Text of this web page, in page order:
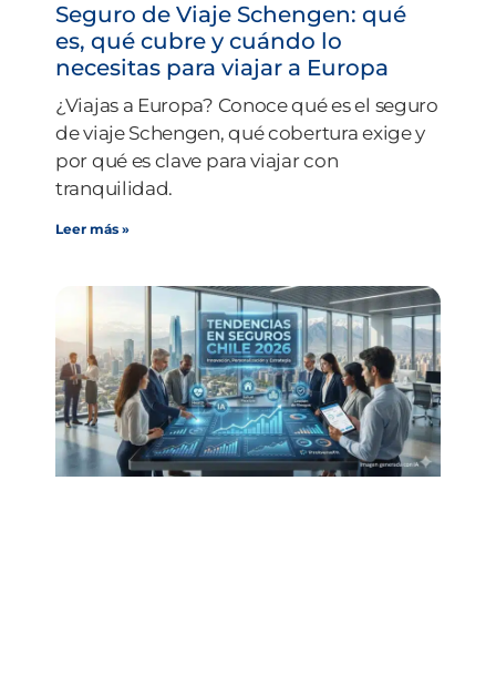
Seguro de Viaje Schengen: qué
es, qué cubre y cuándo lo
necesitas para viajar a Europa
¿Viajas a Europa? Conoce qué es el seguro
de viaje Schengen, qué cobertura exige y
por qué es clave para viajar con
tranquilidad.
Leer más »